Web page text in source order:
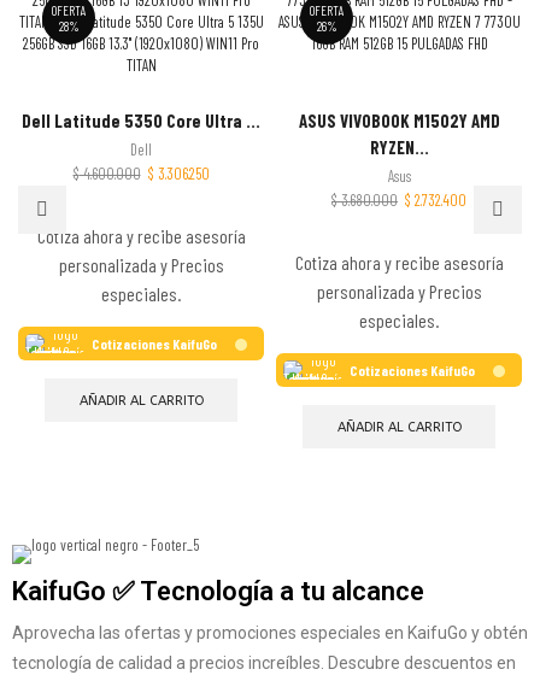
OFERTA
28%
Dell Latitude 5350 Core Ultra ...
Dell
$4.600.000 $ 3.306.250
Cotiza ahora y recibe asesoría
personalizada y Precios
especiales.
Cotizaciones KaifuGo
AÑADIR AL CARRITO
OFERTA
26%
ASUS VIVOBOOK M1502Y AMD
RYZEN...
Asus
$3.680.000 $ 2.732.400
Cotiza ahora y recibe asesoría
personalizada y Precios
especiales.
Cotizaciones KaifuGo
AÑADIR AL CARRITO
KaifuGo ✅ Tecnología a tu alcance
Aprovecha las ofertas y promociones especiales en KaifuGo y obtén
tecnología de calidad a precios increíbles. Descubre descuentos en